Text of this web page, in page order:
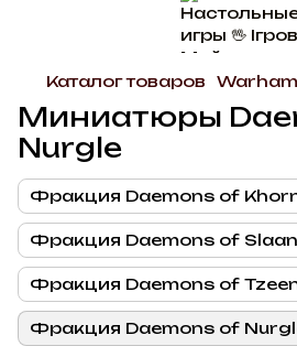
Каталог товаров
Миниатюры
Nurgle
Фракция Daemons of
Фракция Daemons of
Фракция Daemons of
Фракция Daemons of